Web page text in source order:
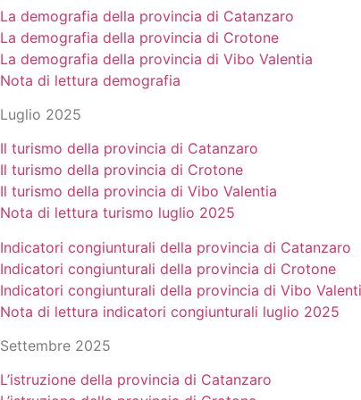
La demografia della provincia di Catanzaro
La demografia della provincia di Crotone
La demografia della provincia di Vibo Valentia
Nota di lettura demografia
Luglio 2025
Il turismo della provincia di Catanzaro
Il turismo della provincia di Crotone
Il turismo della provincia di Vibo Valentia
Nota di lettura turismo luglio 2025
Indicatori congiunturali della provincia di Catanzaro
Indicatori congiunturali della provincia di Crotone
Indicatori congiunturali della provincia di Vibo
Nota di lettura indicatori congiunturali luglio 2025
Settembre 2025
L’istruzione della provincia di Catanzaro